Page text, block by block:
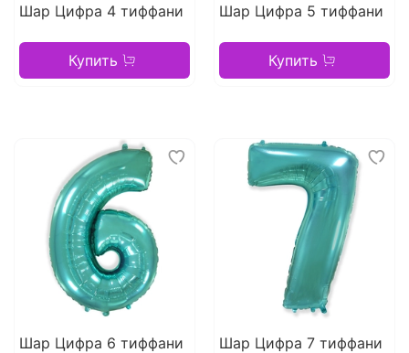
Шар Цифра 4 тиффани
Купить
Шар Цифра 5 тиффани
Купить
Шар Цифра 6 тиффани Шар Цифра 7 тиффани